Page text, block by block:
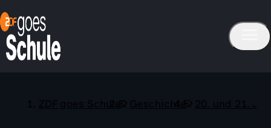
ZDF goes Schule Geschichte 20. und 21.